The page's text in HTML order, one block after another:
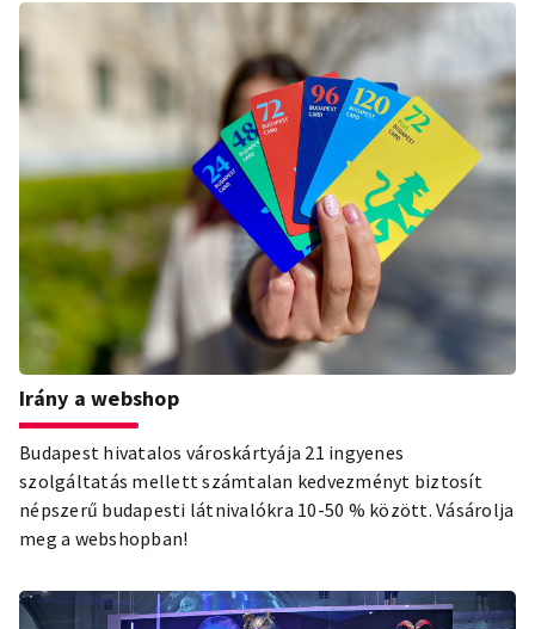
helyszíneken, sokszor a város színpaddá alakuló közterein
mutatja be a hazai és nemzetközi kulturális színtér
legizgalmasabb, leginspirálóbb alkotóit, figyelemre
méltó új kezdeményezéseit és legfrissebb alkotásait.
Irány a webshop
Budapest hivatalos városkártyája 21 ingyenes
szolgáltatás mellett számtalan kedvezményt biztosít
népszerű budapesti látnivalókra 10-50 % között. Vásárolja
meg a webshopban!